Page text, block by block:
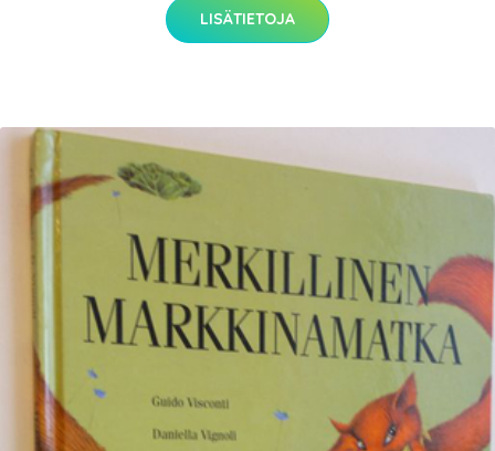
LISÄTIETOJA